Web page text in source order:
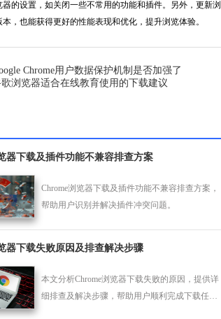
的设置，如关闭一些不常用的功能和插件。另外，更新浏
，也能获得更好的性能表现和优化，提升浏览体验。
Chrome用户数据保护机制是否加强了
浏览器适合在线教育使用的下载建议
器下载及插件功能不兼容排查方案
Chrome浏览器下载及插件功能不兼容排查方案，
帮助用户识别并解决插件冲突问题。
器下载失败原因及排查解决步骤
本文分析Chrome浏览器下载失败的原因，提供详
细排查及解决步骤，帮助用户顺利完成下载任